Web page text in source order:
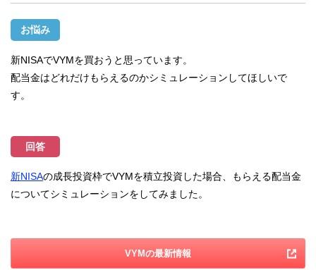
お悩み
新NISAでVYMを買おうと思っています。
配当金はどれだけもらえるのかシミュレーションしてほしいで
す。
回答
新NISAの成長投資枠でVYMを積立投資した場合、もらえる配当金
についてシミュレーションをしてみました。
VYMの最新情報